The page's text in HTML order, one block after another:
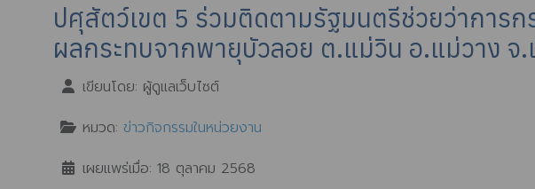
ปศุสัตว์เขต 5 ร่วมติดตามรัฐมนตรีช่วยว่าการ
ผลกระทบจากพายุบัวลอย ต.แม่วิน อ.แม่วาง จ.
เขียนโดย: ผู้ดูแลเว็บไซต์
หมวด:ข่าวกิจกรรมในหน่วยงาน
เผยแพร่เมื่อ: 18 ตุลาคม 2568